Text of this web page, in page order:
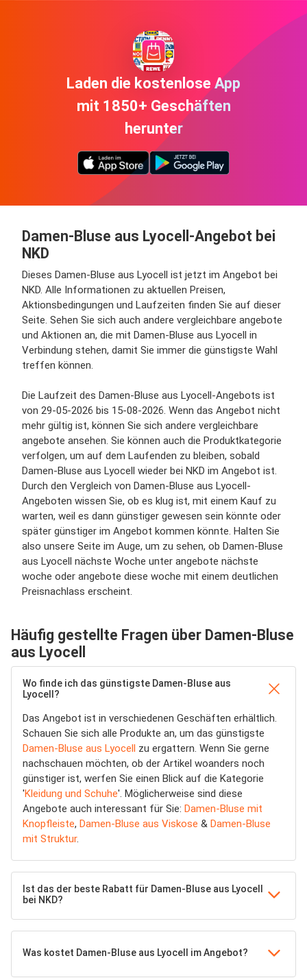
Laden die kostenlose App
mit 1850+ Geschäften
herunter
Damen-Bluse aus Lyocell-Angebot bei
NKD
Dieses Damen-Bluse aus Lyocell ist jetzt im Angebot bei
NKD. Alle Informationen zu aktuellen Preisen,
Aktionsbedingungen und Laufzeiten finden Sie auf dieser
Seite. Sehen Sie sich auch andere vergleichbare angebote
und Aktionen an, die mit Damen-Bluse aus Lyocell in
Verbindung stehen, damit Sie immer die günstigste Wahl
treffen können.
Die Laufzeit des Damen-Bluse aus Lyocell-Angebots ist
von 29-05-2026 bis 15-08-2026. Wenn das Angebot nicht
mehr gültig ist, können Sie sich andere vergleichbare
angebote ansehen. Sie können auch die Produktkategorie
verfolgen, um auf dem Laufenden zu bleiben, sobald
Damen-Bluse aus Lyocell wieder bei NKD im Angebot ist.
Durch den Vergleich von Damen-Bluse aus Lyocell-
Angeboten wissen Sie, ob es klug ist, mit einem Kauf zu
warten, weil es dann günstiger gewesen sein könnte oder
später günstiger im Angebot kommen könnte. Halten Sie
also unsere Seite im Auge, um zu sehen, ob Damen-Bluse
aus Lyocell nächste Woche unter angebote nächste
woche oder angebote diese woche mit einem deutlichen
Preisnachlass erscheint.
Häufig gestellte Fragen über Damen-Bluse
aus Lyocell
Wo finde ich das günstigste Damen-Bluse aus
Lyocell?
Das Angebot ist in verschiedenen Geschäften erhältlich.
Schauen Sie sich alle Produkte an, um das günstigste
Damen-Bluse aus Lyocell zu ergattern. Wenn Sie gerne
nachschauen möchten, ob der Artikel woanders noch
günstiger ist, werfen Sie einen Blick auf die Kategorie
'Kleidung und Schuhe'. Möglicherweise sind diese
Angebote auch interessant für Sie: Damen-Bluse mit
Knopfleiste, Damen-Bluse aus Viskose & Damen-Bluse
mit Struktur.
Ist das der beste Rabatt für Damen-Bluse aus Lyocell
bei NKD?
Was kostet Damen-Bluse aus Lyocell im Angebot?